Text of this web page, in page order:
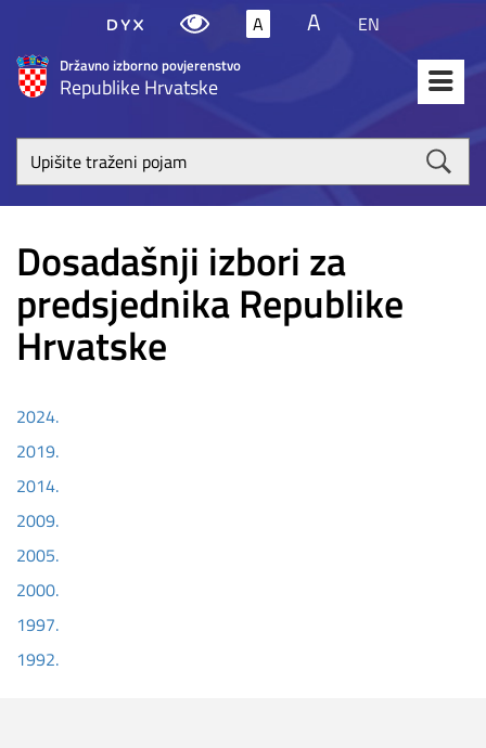
Državno izborno povjerenstvo
Republike Hrvatske
A A EN
Upišite
traženi
Dosadašnji izbori za
predsjednika Republike
Hrvatske
2024.
2019.
2014.
2009.
2005.
2000.
1997.
1992.